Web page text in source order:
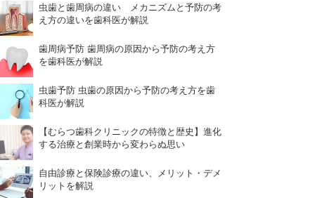
虫歯と歯周病の違い メカニズムと予防の考
え方の違いを歯科医が解説
歯周病予防 歯周病の原因から予防の考え方
を歯科医が解説
虫歯予防 虫歯の原因から予防の考え方を歯
科医が解説
【むらつ歯科クリニックの特徴と歴史】進化
する治療と創業時から変わらぬ思い
自由診療と保険診療の違い、メリット・デメ
リットを解説